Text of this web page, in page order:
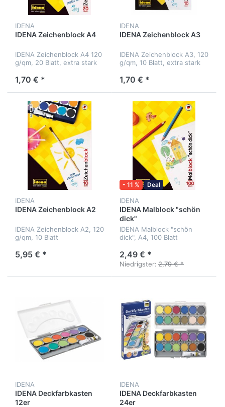
IDENA
IDENA Zeichenblock A4
IDENA Zeichenblock A4 120
g/qm, 20 Blatt, extra stark
1,70 € *
IDENA
IDENA Zeichenblock A3
IDENA Zeichenblock A3, 120
g/qm, 10 Blatt, extra stark
1,70 € *
IDENA
IDENA Zeichenblock A2
IDENA Zeichenblock A2, 120
g/qm, 10 Blatt
5,95 € *
- 11 % Deal
IDENA
IDENA Malblock "schön
dick"
IDENA Malblock "schön
dick", A4, 100 Blatt
2,49 € *
Niedrigster: 2,79 € *
IDENA
IDENA Deckfarbkasten
12er
IDENA
IDENA Deckfarbkasten
24er